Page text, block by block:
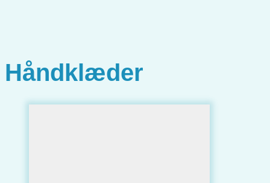
Håndklæder